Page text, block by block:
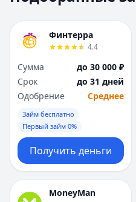
Финтерра
4.4
Сумма
до 30 000 ₽
Срок
до 31 дней
Одобрение
Среднее
Займ бесплатно
Первый займ 0%
Получить деньги
MoneyMan